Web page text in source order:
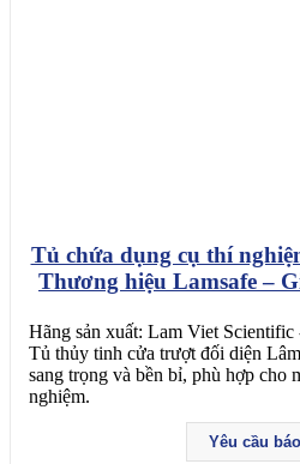
Tủ chứa dụng cụ thí
Thương hiệu Lamsafe –
Hãng sản xuất: Lam Viet
Tủ thủy tinh cửa trượt đối diện
sang trọng và bền bỉ, phù hợp cho
nghiệm.
Yêu cầu